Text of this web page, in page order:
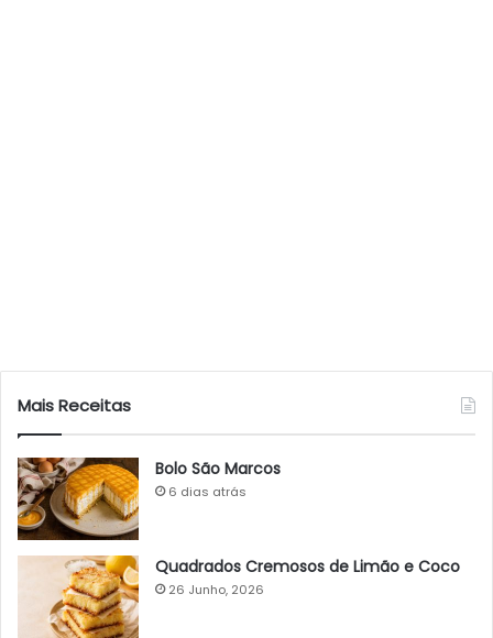
Mais Receitas
Bolo São Marcos
6 dias atrás
Quadrados Cremosos de Limão e Coco
26 Junho, 2026